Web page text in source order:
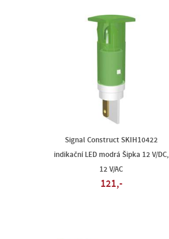
Signal Construct SKIH10422
indikační LED modrá Šipka 12 V/DC,
12 V/AC
121,-